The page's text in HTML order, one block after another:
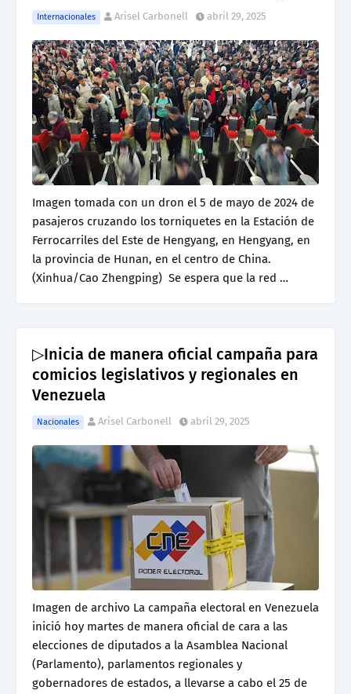
Internacionales Arisel Carbonell abril 29, 2025
Imagen tomada con un dron el 5 de mayo de 2024 de
pasajeros cruzando los torniquetes en la Estación de
Ferrocarriles del Este de Hengyang, en Hengyang, en
la provincia de Hunan, en el centro de China.
(Xinhua/Cao Zhengping) Se espera que la red …
▷Inicia de manera oficial campaña para
comicios legislativos y regionales en
Venezuela
Nacionales Arisel Carbonell abril 29, 2025
Imagen de archivo La campaña electoral en Venezuela
inició hoy martes de manera oficial de cara a las
elecciones de diputados a la Asamblea Nacional
(Parlamento), parlamentos regionales y
gobernadores de estados, a llevarse a cabo el 25 de